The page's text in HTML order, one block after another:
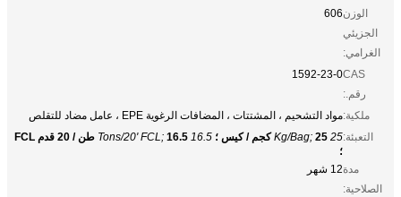
الوزن
الجزيئي
الغرامي:
606
CAS
رقم.:
1592-23-0
ملكية:مواد التشحيم ، المشتتات ، المضافات الرغوية EPE ، عامل مضاد للتقلص
التعبئة:25 Kg/Bag; 25 كجم / كيس ؛ 16.5 Tons/20' FCL;
16.5 طن / 20 قدم FCL
؛
مدة
الصلاحية:
12 شهر